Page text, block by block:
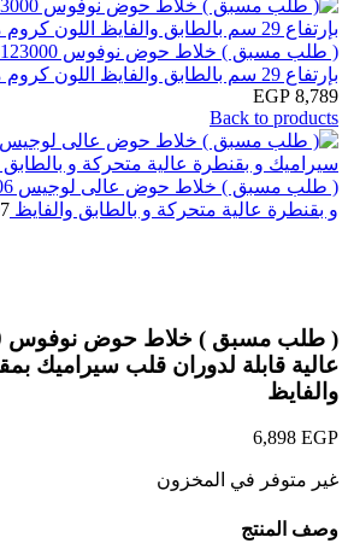
بإرتفاع 29 سم بالطابق والفايظ اللون كروم من هانز جروهى
8,789
EGP
Back to products
و بقنطرة عالية متحركة و بالطابق والفايظ
عالية قابلة لدوران قلب سيراميك
والفايظ
6,898 EGP
غير متوفر في المخزون
وصف المنتج